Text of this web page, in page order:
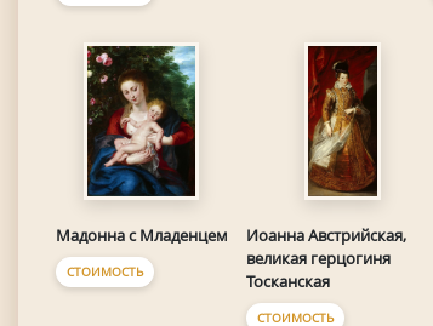
Мадонна с Младенцем
СТОИМОСТЬ
Иоанна Австрийская,
великая герцогиня
Тосканская
СТОИМОСТЬ